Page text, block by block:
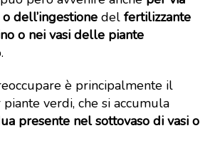
dell’ingestione del fertilizzante
o nei vasi delle piante
è principalmente il
verdi, che si accumula
presente nel sottovaso di vasi o